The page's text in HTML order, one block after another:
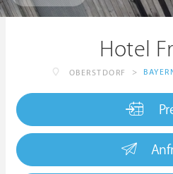
Hotel
OBERSTDORF >